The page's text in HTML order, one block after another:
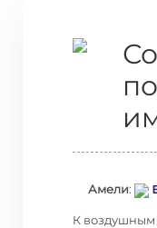
Амели:
К воздушным